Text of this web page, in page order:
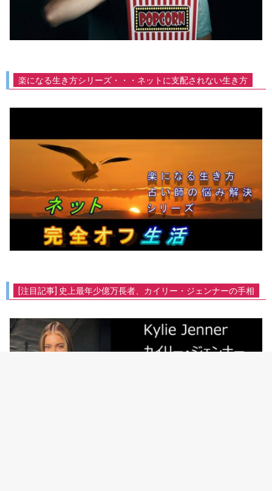
楽になる生き方シリーズ・・・ネットに支配されない生き方
[注目記事] 史上最年少億万長者、カイリー・ジェンナーの手相